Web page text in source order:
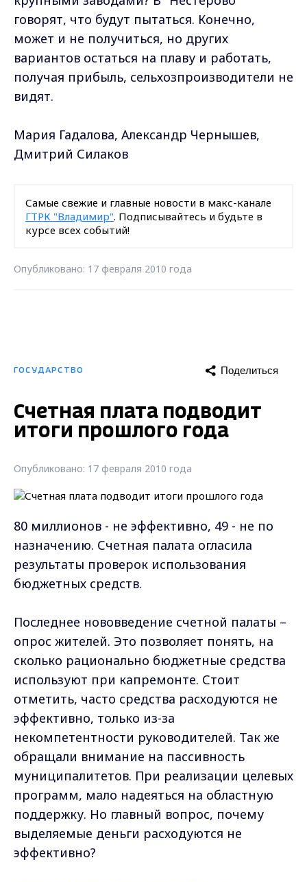
говорят, что будут пытаться. Конечно,
может и не получиться, но других
вариантов остаться на плаву и работать,
получая прибыль, сельхозпроизводители не
видят.
Мария Гадалова, Александр Чернышев,
Дмитрий Силаков
Самые свежие и главные новости в макс-канале
ГТРК "Владимир". Подписывайтесь и будьте в
курсе всех событий!
Опубликовано: 17 февраля 2010 года
ГОСУДАРСТВО Поделиться
Счетная плата подводит
итоги прошлого года
Опубликовано: 17 февраля 2010 года
80 миллионов - не эффективно, 49 - не по
назначению. Счетная палата огласила
результаты проверок использования
бюджетных средств.
Последнее нововведение счетной палаты –
опрос жителей. Это позволяет понять, на
сколько рационально бюджетные средства
используют при капремонте. Стоит
отметить, часто средства расходуются не
эффективно, только из-за
некомпетентности руководителей. Так же
обращали внимание на пассивность
муниципалитетов. При реализации целевых
программ, мало надеяться на областную
поддержку. Но главный вопрос, почему
выделяемые деньги расходуются не
эффективно?